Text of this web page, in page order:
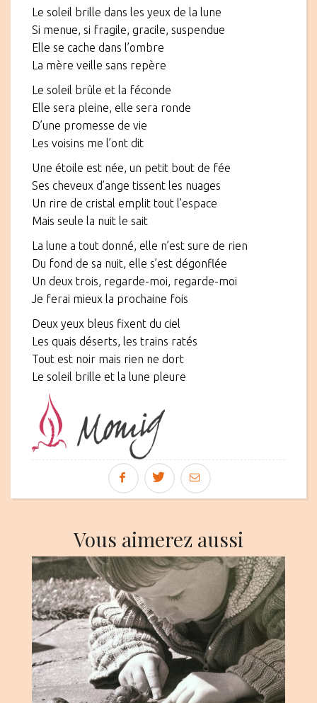
Le soleil brille dans les yeux de la lune
Si menue, si fragile, gracile, suspendue
Elle se cache dans l’ombre
La mère veille sans repère
Le soleil brûle et la féconde
Elle sera pleine, elle sera ronde
D’une promesse de vie
Les voisins me l’ont dit
Une étoile est née, un petit bout de fée
Ses cheveux d’ange tissent les nuages
Un rire de cristal emplit tout l’espace
Mais seule la nuit le sait
La lune a tout donné, elle n’est sure de rien
Du fond de sa nuit, elle s’est dégonflée
Un deux trois, regarde-moi, regarde-moi
Je ferai mieux la prochaine fois
Deux yeux bleus fixent du ciel
Les quais déserts, les trains ratés
Tout est noir mais rien ne dort
Le soleil brille et la lune pleure
Vous aimerez aussi